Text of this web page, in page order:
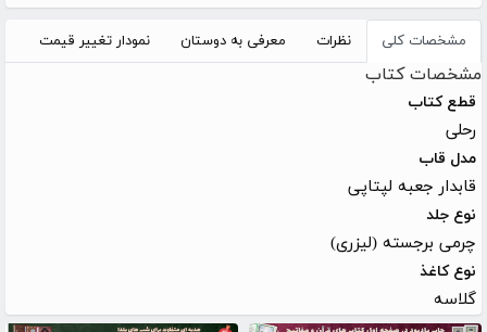
مشخصات کلی نظرات معرفی به دوستان نمودار تغییر قیمت
مشخصات کتاب
قطع کتاب
رحلی
مدل قاب
قابدار جعبه لپتاپی
نوع جلد
چرمی برجسته (لیزری)
نوع کاغذ
گلاسه